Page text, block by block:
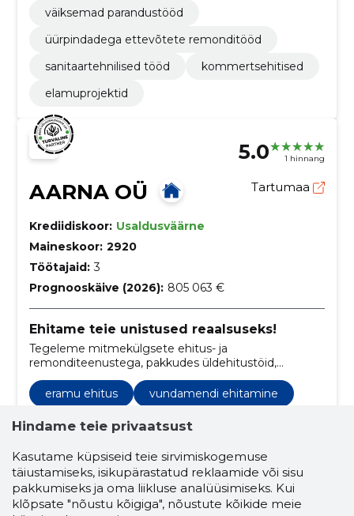
väiksemad parandustööd
üürpindadega ettevõtete remonditööd
sanitaartehnilised tööd
kommertsehitised
elamuprojektid
5.0 1 hinnang
AARNA OÜ Tartumaa
Krediidiskoor: Usaldusväärne
Maineskoor: 2920
Töötajaid: 3
Prognooskäive (2026): 805 063 €
Ehitame teie unistused reaalsuseks!
Tegeleme mitmekülgsete ehitus- ja
remonditeenustega, pakkudes üldehitustöid,
siseviimistlustöid, fassaaditöid, katuste ehitust,
põrandatöid, santehnilisi töid, elektritöid ning
renoveerimist.
eramu ehitus
vundamendi ehitamine
ehitustööd
ehitus
võtmed kätte maja ehitus
korterite remont
puitehitised
Hindame teie privaatsust
Kasutame küpsiseid teie sirvimiskogemuse
täiustamiseks, isikupärastatud reklaamide või sisu
pakkumiseks ja oma liikluse analüüsimiseks. Kui
klõpsate "nõustu kõigiga", nõustute kõikide meie